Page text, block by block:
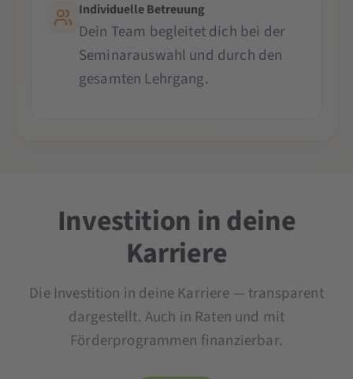
Individuelle Betreuung
Dein Team begleitet dich bei der
Seminarauswahl und durch den
gesamten Lehrgang.
Investition in deine
Karriere
Die Investition in deine Karriere — transparent
dargestellt. Auch in Raten und mit
Förderprogrammen finanzierbar.